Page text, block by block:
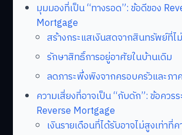
มุมมองที่เป็น “ทางรอด”: ข้อดีของ
Mortgage
สร้างกระแสเงินสดจากสินทรัพย์ที่ไ
รักษาสิทธิ์การอยู่อาศัยในบ้านเดิม
ลดภาระพึ่งพิงจากครอบครัวและภา
ความเสี่ยงที่อาจเป็น “กับดัก”: ข้อควรร
Reverse Mortgage
เงินรายเดือนที่ได้รับอาจไม่สูงเท่าที่